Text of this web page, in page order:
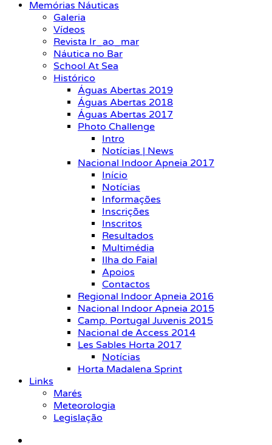
Memórias Náuticas
Galeria
Vídeos
Revista Ir_ao_mar
Náutica no Bar
School At Sea
Histórico
Águas Abertas 2019
Águas Abertas 2018
Águas Abertas 2017
Photo Challenge
Intro
Notícias | News
Nacional Indoor Apneia 2017
Início
Notícias
Informações
Inscrições
Inscritos
Resultados
Multimédia
Ilha do Faial
Apoios
Contactos
Regional Indoor Apneia 2016
Nacional Indoor Apneia 2015
Camp. Portugal Juvenis 2015
Nacional de Access 2014
Les Sables Horta 2017
Notícias
Horta Madalena Sprint
Links
Marés
Meteorologia
Legislação